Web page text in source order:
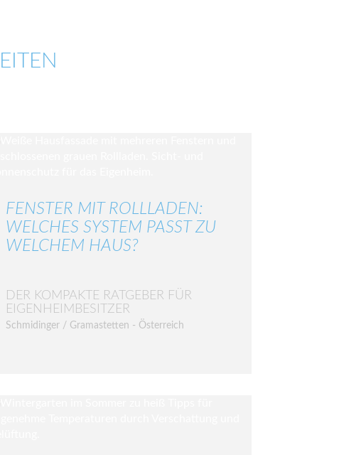
FENSTER MIT ROLLLADEN:
WELCHES SYSTEM PASST ZU
WELCHEM HAUS?
DER KOMPAKTE RATGEBER FÜR
EIGENHEIMBESITZER
Schmidinger / Gramastetten - Österreich